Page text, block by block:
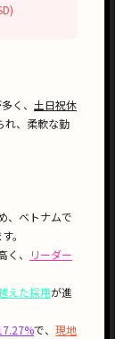
く、 土日祝休
れ、柔軟な勤
、ベトナムで
。
く、
リーダー
えた採用が進
で、 現地